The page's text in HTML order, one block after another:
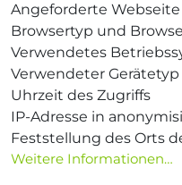
Angeforderte
Browsertyp und
Verwendetes
Verwendeter Gerätetyp
Uhrzeit des Zugriffs
IP-Adresse in
Feststellung des Orts
Weitere Informationen…